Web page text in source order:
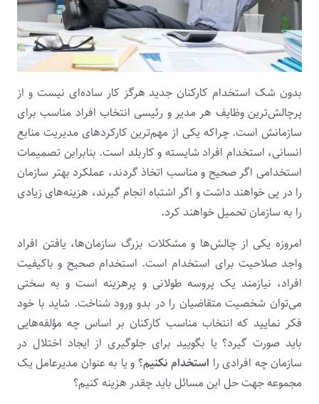
بدون شک استخدام کارکنان جدید هرگز کار ساده‌ای نیست و از
پرچالش‌ترین وظایف هر مدیر و رئیسی انتخاب افراد مناسب برای
سازمانش است. چراکه یکی از مهم‌ترین کارکردهای مدیریت منابع
انسانی، استخدام افراد شایسته و کاربلد است. بنابرابن تصمیمات
استخدامی اگر صحیح و مناسب اتخاذ گردند، عملکرد بهتر سازمان
را در پی خواهند داشت و اگر اشتباه انجام گیرند، هزینه‌های زیادی
را به سازمان تحمیل خواهند کرد.
امروزه یکی از چالش‌ها و مشکلات بزرگ سازمان‌ها، یافتن افراد
واجد صلاحیت برای استخدام است. استخدام صحیح و باکیفیت
افراد، نیازمند یک پروسه طولانی و پرهزینه است و به سختی
می‌توان شخصیت متقاضیان را در بدو ورود شناخت. شاید با خود
فکر نمایید که انتخاب مناسب کارکنان بر اساس چه مؤلفه‌هایی
باید صورت گیرد؟ یا بگویید برای جلوگیری از ایجاد اختلال در
سازمان چه افرادی را استخدام نکنیم؟ و یا به عنوان مدیرعامل یک
مجموعه جهت حل این مسائل باید چقدر هزینه کنیم؟